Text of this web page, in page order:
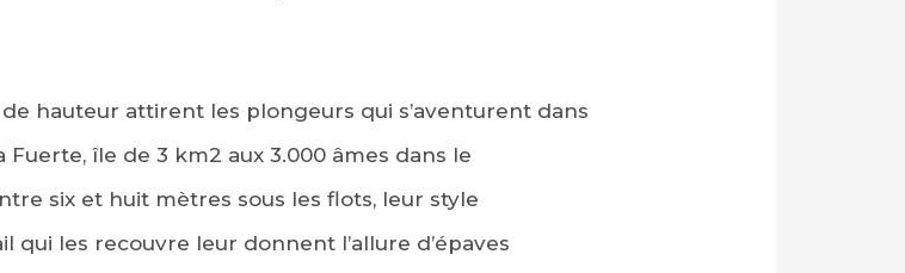
de hauteur attirent les plongeurs qui s’aventurent dans
Fuerte, île de 3 km2 aux 3.000 âmes dans le
six et huit mètres sous les flots, leur style
qui les recouvre leur donnent l’allure d’épaves